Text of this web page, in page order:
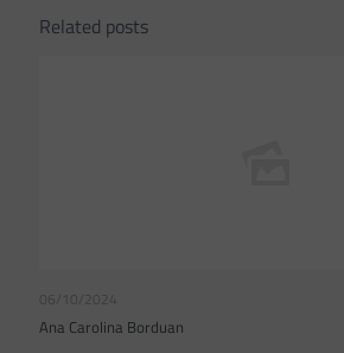
Related posts
06/10/2024
Ana Carolina Borduan